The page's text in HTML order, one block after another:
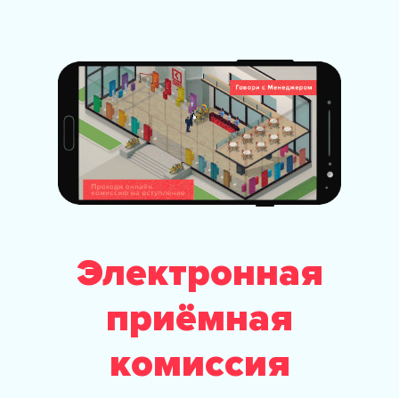
Электронная
приёмная
комиссия